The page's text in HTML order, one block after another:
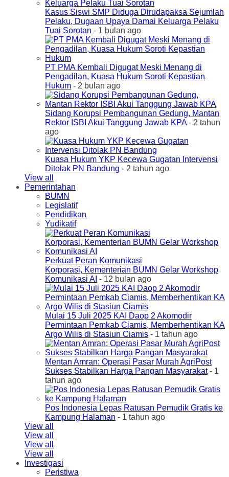
Kasus Siswi SMP Diduga Dirudapaksa Sejumlah
Pelaku, Dugaan Upaya Damai Keluarga Pelaku
Tuai Sorotan - 1 bulan ago
PT PMA Kembali Digugat Meski Menang di
Pengadilan, Kuasa Hukum Soroti Kepastian
Hukum - 2 bulan ago
Sidang Korupsi Pembangunan Gedung, Mantan
Rektor ISBI Akui Tanggung Jawab KPA- 2 tahun
ago
Kuasa Hukum YKP Kecewa Gugatan Intervensi
Ditolak PN Bandung - 2 tahun ago
View all
Pemerintahan
BUMN
Legislatif
Pendidikan
Yudikatif
Perkuat Peran Komunikasi
Korporasi, Kementerian BUMN Gelar Workshop
Komunikasi AI - 12 bulan ago
Mulai 15 Juli 2025 KAI Daop 2 Akomodir
Permintaan Pemkab Ciamis, Memberhentikan KA
Argo Wilis di Stasiun Ciamis - 1 tahun ago
Mentan Amran: Operasi Pasar Murah AgriPost
Sukses Stabilkan Harga Pangan Masyarakat- 1
tahun ago
Pos Indonesia Lepas Ratusan Pemudik Gratis ke
Kampung Halaman - 1 tahun ago
View all
View all
View all
View all
Investigasi
Peristiwa